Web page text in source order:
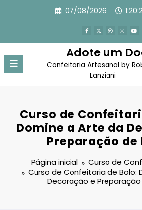
07/08/2026
Adote um
Confeitaria Artesanal by
Lanziani
Curso de
Domine a Arte da
Preparação de
Página inicial
Curso de
Curso de Confeitaria de Bolo:
Decoração e Preparação